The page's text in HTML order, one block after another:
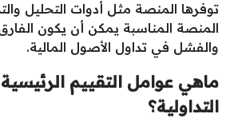
توفرها المنصة مثل أدوات التحليل
المنصة المناسبة يمكن أن يكون
والفشل في تداول الأصول المالية.
ماهي عوامل التقييم
التداولية؟